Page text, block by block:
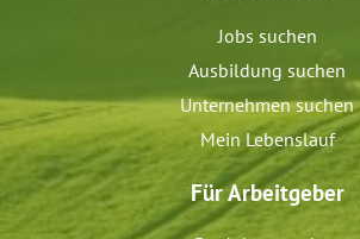
Jobs suchen
Ausbildung suchen
Unternehmen suchen
Mein Lebenslauf
Für Arbeitgeber